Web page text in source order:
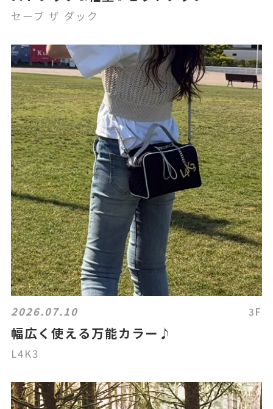
セーブ ザ ダック
2026.07.10 3F
幅広く使える万能カラー♪
L4K3